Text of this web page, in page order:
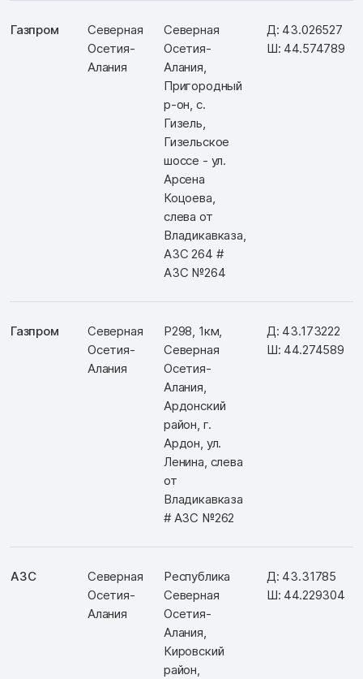
Газпром
Северная
Осетия-
Алания
Северная
Осетия-
Алания,
Пригородный
р-он, с.
Гизель,
Гизельское
шоссе - ул.
Арсена
Коцоева,
слева от
Владикавказа,
АЗС 264 #
АЗС №264
Д: 43.026527
Ш: 44.574789
Газпром
Северная
Осетия-
Алания
Р298, 1км,
Северная
Осетия-
Алания,
Ардонский
район, г.
Ардон, ул.
Ленина, слева
от
Владикавказа
# АЗС №262
Д: 43.173222
Ш: 44.274589
АЗС
Северная
Осетия-
Алания
Республика
Северная
Осетия-
Алания,
Кировский
район,
Д: 43.31785
Ш: 44.229304